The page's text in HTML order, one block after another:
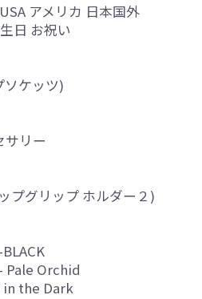
アメリカ 日本国外
日 お祝い
ソケッツ)
サリー
プグリップ ホルダー２)
Pale Orchid
the Dark